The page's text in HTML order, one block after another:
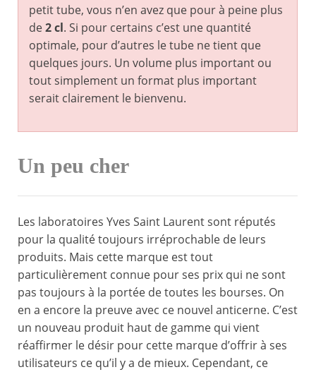
petit tube, vous n’en avez que pour à peine plus
de2 cl. Si pour certains c’est une quantité
optimale, pour d’autres le tube ne tient que
quelques jours. Un volume plus important ou
tout simplement un format plus important
serait clairement le bienvenu.
Un peu cher
Les laboratoires Yves Saint Laurent sont réputés
pour la qualité toujours irréprochable de leurs
produits. Mais cette marque est tout
particulièrement connue pour ses prix qui ne sont
pas toujours à la portée de toutes les bourses. On
en a encore la preuve avec ce nouvel anticerne. C’est
un nouveau produit haut de gamme qui vient
réaffirmer le désir pour cette marque d’offrir à ses
utilisateurs ce qu’il y a de mieux. Cependant, ce